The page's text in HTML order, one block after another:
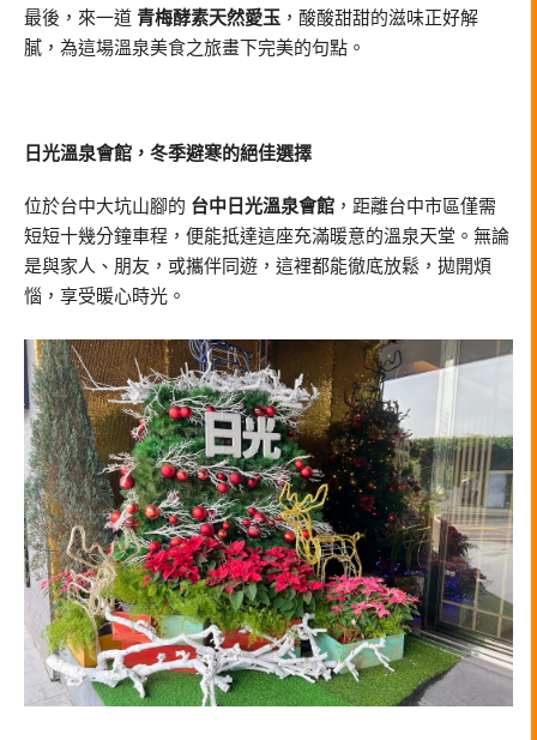
最後，來一道 青梅酵素天然愛玉 ，酸酸甜甜的滋味正好解
膩，為這場溫泉美食之旅畫下完美的句點。
日光溫泉會館，冬季避寒的絕佳選擇
位於台中大坑山腳的 台中日光溫泉會館 ，距離台中市區僅需
短短十幾分鐘車程，便能抵達這座充滿暖意的溫泉天堂。無論
是與家人、朋友，或攜伴同遊，這裡都能徹底放鬆，拋開煩
惱，享受暖心時光。